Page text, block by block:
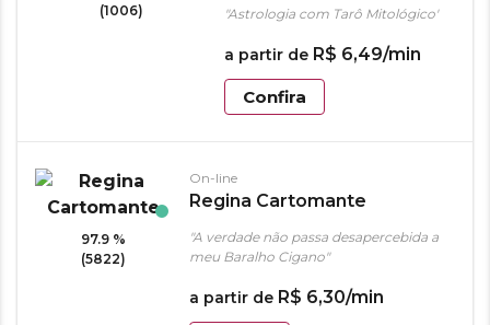
(1006)
"Astrologia com Tarô Mitológico"
a partir de R$ 6,49/min
Confira
97.9 %
(5822)
On-line
Regina Cartomante
"A verdade não passa desapercebida a
meu Baralho Cigano"
a partir de R$ 6,30/min